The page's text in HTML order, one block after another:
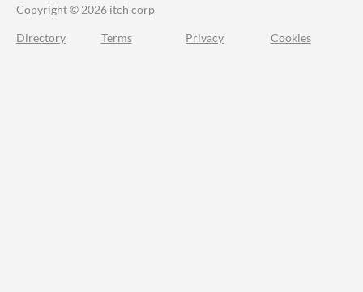
Copyright © 2026 itch corp
Directory Terms Privacy Cookies